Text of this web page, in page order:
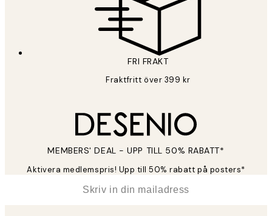
FRI FRAKT
Fraktfritt över 399 kr
MEMBERS' DEAL - UPP TILL 50% RABATT*
Aktivera medlemspris! Upp till 50% rabatt på posters*